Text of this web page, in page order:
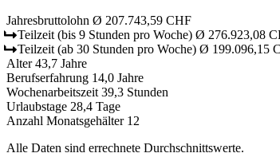
Jahresbruttolohn Ø 207.743,59 CHF
Teilzeit (bis 9 Stunden pro Woche) Ø 276.923,08
Teilzeit (ab 30 Stunden pro Woche) Ø 199.096,15
Alter 43,7 Jahre
Berufserfahrung 14,0 Jahre
Wochenarbeitszeit 39,3 Stunden
Urlaubstage 28,4 Tage
Anzahl Monatsgehälter 12
Alle Daten sind errechnete Durchschnittswerte.